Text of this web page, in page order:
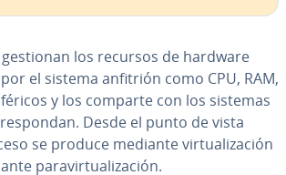
los recursos de hardware
el sistema anfitrión como CPU, RAM,
y los comparte con los sistemas
Desde el punto de vista
se produce mediante vi­r­tua­li­za­ción
pa­ra­vi­r­tua­li­za­ción.